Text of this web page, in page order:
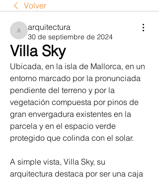
Volver
arquitectura
arquitectura
30 de septiembre de 2024
Villa Sky
Ubicada, en la isla de Mallorca, en un
entorno marcado por la pronunciada
pendiente del terreno y por la
vegetación compuesta por pinos de
gran envergadura existentes en la
parcela y en el espacio verde
protegido que colinda con el solar.
A simple vista, Villa Sky, su
arquitectura destaca por ser una caja